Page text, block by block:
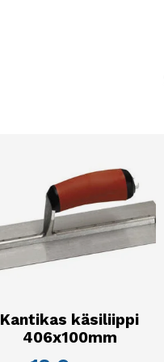
Kantikas käsiliippi
406x100mm